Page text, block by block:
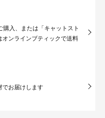
入、または「キャットスト
オンラインブティックで送料
でお届けします